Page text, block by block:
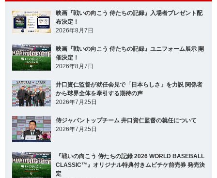
映画『戦いの向こう 侍たちの記録』入場者プレゼント配
布決定！
2026年8月7日
映画『戦いの向こう 侍たちの記録』ユニフォーム展示 開
催決定！
2026年8月7日
井口資仁監督が就任会見で「日本らしさ」を力説 関係者
から球界全体を牽引する期待の声
2026年7月25日
侍ジャパントップチーム 井口資仁監督の就任について
2026年7月25日
『戦いの向こう 侍たちの記録 2026 WORLD BASEBALL
CLASSIC™』オリジナル特典付きムビチケ前売券 発売決
定